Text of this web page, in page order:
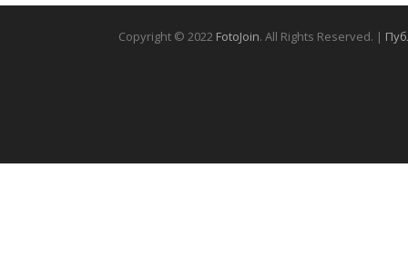
Copyright © 2022 FotoJoin. All Rights Reserved. |